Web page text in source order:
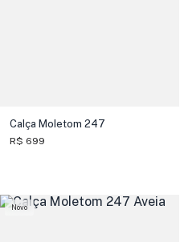
Calça Moletom 247
R$ 699
Novo